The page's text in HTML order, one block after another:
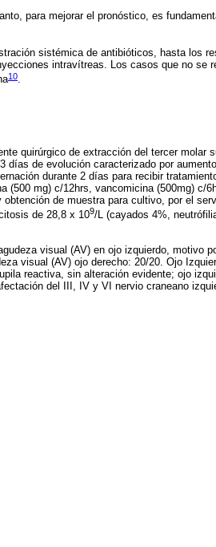
para mejorar el pronóstico, es
sistémica de antibióticos, hasta los
intravítreas. Los casos que no se
10.
quirúrgico de extracción del tercer molar
de evolución caracterizado por
durante 2 días para recibir
(500 mg) c/12hrs, vancomicina (500mg) c/
de muestra para cultivo, por el
de 28,8 x 109/L (cayados 4%,
visual (AV) en ojo izquierdo, motivo
visual (AV) ojo derecho: 20/20. Ojo
reactiva, sin alteración evidente; ojo
del III, IV y VI nervio craneano